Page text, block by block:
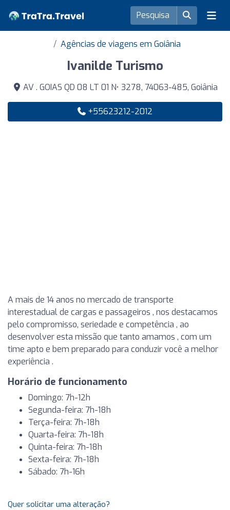
Agências de viagens em Goiânia
Ivanilde Turismo
AV . GOIAS QD 08 LT 01 N• 3278, 74063-485, Goiânia
+55623212-2012
A mais de 14 anos no mercado de transporte
interestadual de cargas e passageiros , nos destacamos
pelo compromisso, seriedade e competência , ao
desenvolver esta missão que tanto amamos , com um
time apto e bem preparado para conduzir você a melhor
experiência .
Horário de funcionamento
Domingo: 7h-12h
Segunda-feira: 7h-18h
Terça-feira: 7h-18h
Quarta-feira: 7h-18h
Quinta-feira: 7h-18h
Sexta-feira: 7h-18h
Sábado: 7h-16h
Quer solicitar uma alteração?